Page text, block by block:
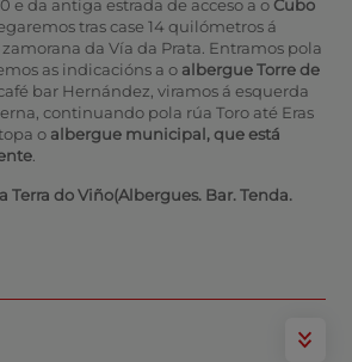
e da antiga estrada de acceso a o Cubo
tras case 14 quilómetros á
da Vía da Prata. Entramos pola
as indicacións a o albergue Torre de
bar Hernández, viramos á esquerda
continuando pola rúa Toro até Eras
o albergue municipal, que está
.
Terra do Viño(Albergues. Bar. Tenda.